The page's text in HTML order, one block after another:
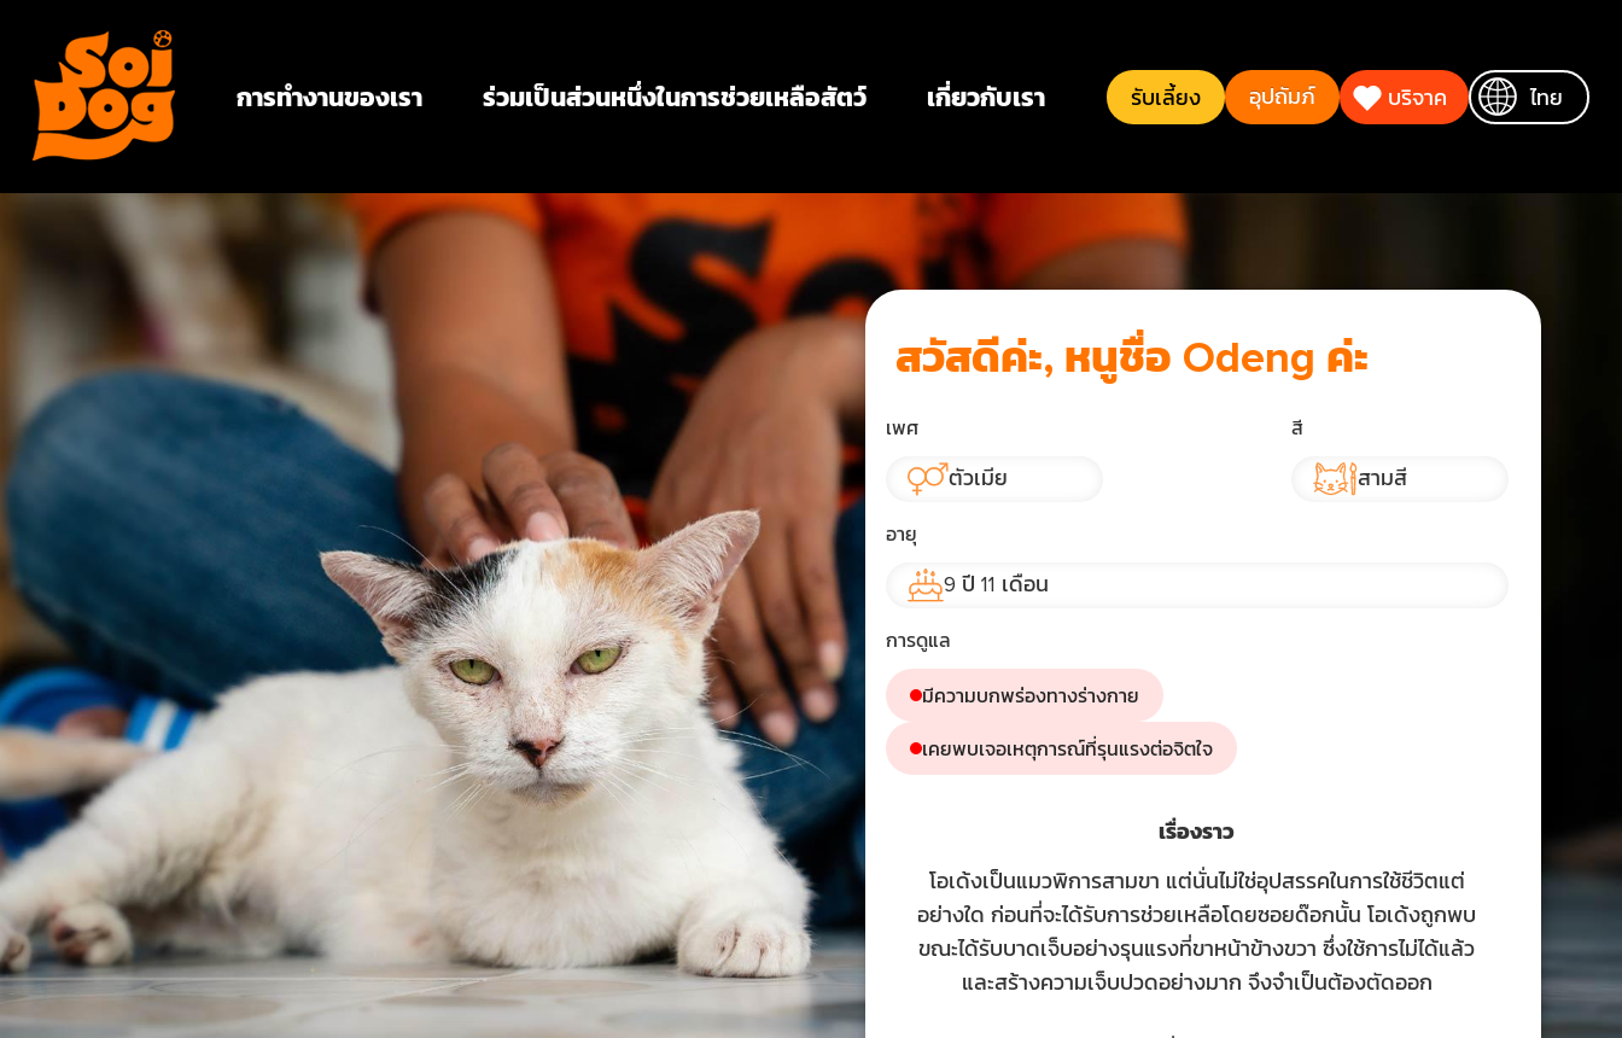
การทำงานของเรา ร่วมเป็นส่วนหนึ่งในการช่วยเหลือสัตว์ เกี่ยวกับเรา รับเลี้ยง อุปถัมภ์ บริจาค ไทย
สวัสดีค่ะ, หนูชื่อ Odeng ค่ะ
เพศ
ตัวเมีย
สี
สามสี
อายุ
9 ปี 11 เดือน
การดูแล
มีความบกพร่องทางร่างกาย
เคยพบเจอเหตุการณ์ที่รุนแรงต่อจิตใจ
เรื่องราว
โอเด้งเป็นแมวพิการสามขา แต่นั่นไม่ใช่อุปสรรคในการใช้ชีวิตแต่
อย่างใด ก่อนที่จะได้รับการช่วยเหลือโดยซอยด๊อกนั้น โอเด้งถูกพบ
ขณะได้รับบาดเจ็บอย่างรุนแรงที่ขาหน้าข้างขวา ซึ่งใช้การไม่ได้แล้ว
และสร้างความเจ็บปวดอย่างมาก จึงจำเป็นต้องตัดออก